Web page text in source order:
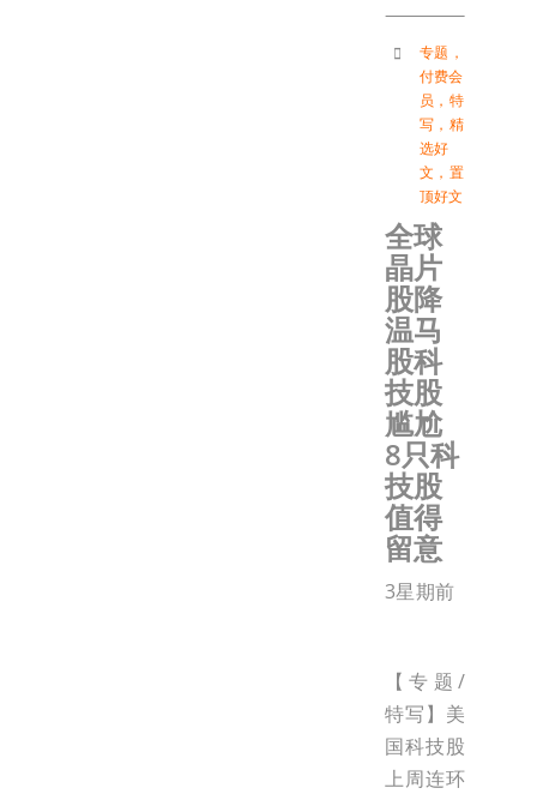
专题 ，
付费会
员 ， 特
写 ， 精
选好
文 ， 置
顶好文
全球
晶片
股降
温马
股科
技股
尴尬
8只科
技股
值得
留意
3星期前
【专题/
特写】美
国科技股
上周连环